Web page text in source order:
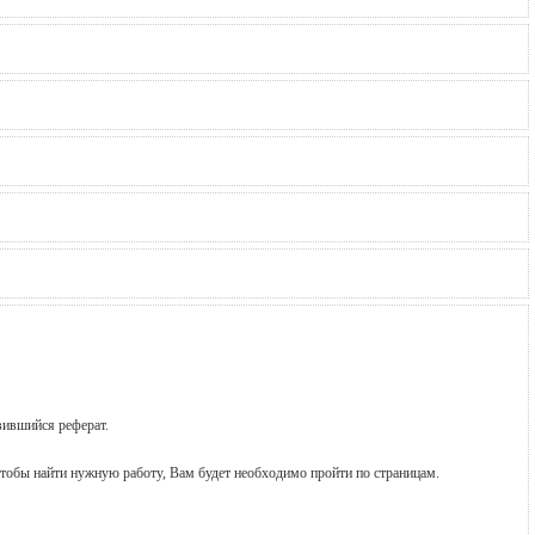
реферат.
найти нужную работу, Вам будет необходимо пройти по страницам.